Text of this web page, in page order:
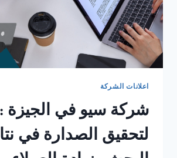
اعلانات الشركة
شركة سيو في الجيزة :
لتحقيق الصدارة في